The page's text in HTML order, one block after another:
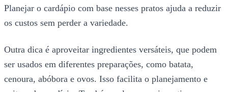
Planejar o cardápio com base nesses pratos ajuda a reduzir
os custos sem perder a variedade.
Outra dica é aproveitar ingredientes versáteis, que podem
ser usados em diferentes preparações, como batata,
cenoura, abóbora e ovos. Isso facilita o planejamento e